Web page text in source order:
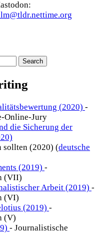
(2020) -
Online-Jury
die Sicherung der
sollten (2020) (deutsche
(2019) -
(VII)
Arbeit (2019) -
(VI)
(2019) -
(V)
- Journalistische